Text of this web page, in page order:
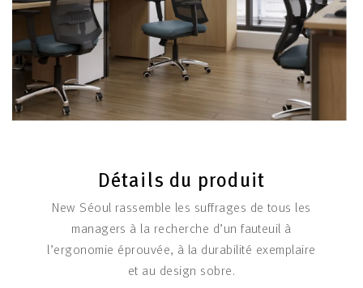
Détails du produit
New Séoul rassemble les suffrages de tous les
managers à la recherche d’un fauteuil à
l’ergonomie éprouvée, à la durabilité exemplaire
et au design sobre.